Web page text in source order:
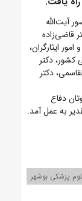
آیت‌الله
قاضی‌زاده
ایثارگران،
کشور، دکتر
دکتر
دفاع
به عمل آمد.
پزشکی بوشهر